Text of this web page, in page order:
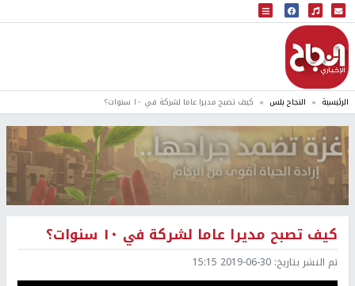
البث المباشر
إذاعة النجاح
الرئيسية النجاح بلس كيف تصبح مديرا عاما لشركة في ١٠ سنوات؟
كيف تصبح مديرا عاما لشركة في ١٠ سنوات؟
تم النشر بتاريخ: 2019-06-30 15:15